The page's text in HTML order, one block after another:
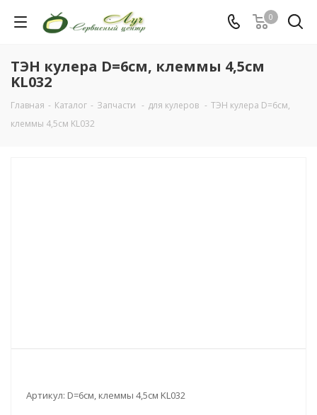
0
ТЭН кулера D=6см, клеммы 4,5см
KL032
Главная - Каталог - Запчасти - для кулеров - ТЭН кулера D=6см,
клеммы 4,5см KL032
Артикул: D=6см, клеммы 4,5см KL032